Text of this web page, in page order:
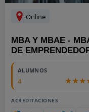
Online
MBA Y MBAE -
DE
ALUMNOS
4
ACREDITACIONES